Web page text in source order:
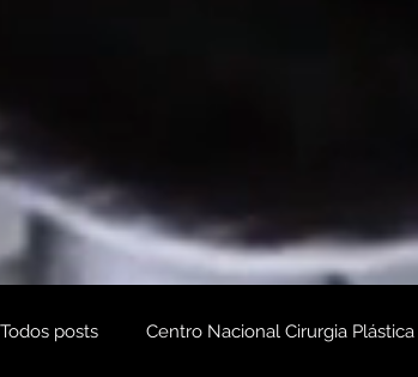
Todos posts Centro Nacional Cirurgia Plástica